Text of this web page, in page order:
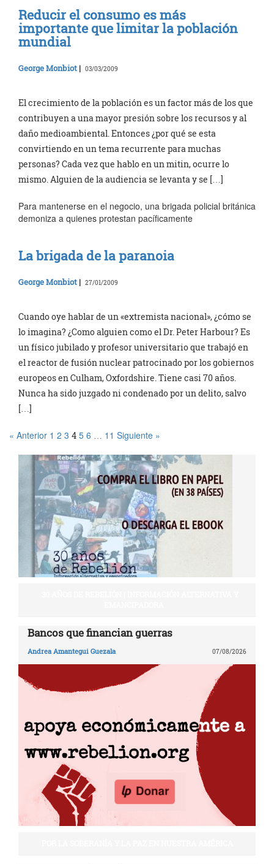
Reducir el consumo es más
importante que limitar la población
mundial
George Monbiot | 03/03/2009
El crecimiento de la población es un factor más de los que
contribuyen a una mayor presión sobre los recursos y al
daño medioambiental. Entonces ¿por qué se esta
convirtiendo en un tema recurrente para muchas
personas? Cada vez que hablo en un mitin, ocurre lo
mismo. Alguien de la audiencia se levanta y se […]
Para mantenerse en el negocio, una brigada policial británica
demoniza a quienes protestan pacíficamente
La brigada de la paranoia
George Monbiot | 27/01/2009
Cuando oye hablar de un «extremista nacional», ¿cómo se
lo imagina? ¿Como alguien como el Dr. Peter Harbour? Es
un físico jubilado y profesor universitario que trabajó en
el reactor de fusión nuclear patrocinado por los gobiernos
europeos en Culham, Oxfordshire. Tiene casi 70 años.
Nunca ha sido juzgado ni condenado por un delito, salvo
[…]
« Anterior 1 2 3 4 5 6 11 Siguiente »
Bancos que financian guerras
Andrea Amantegui Guezala 07/08/2026